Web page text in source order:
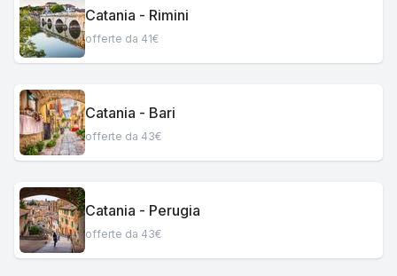
Catania - Rimini
offerte da 41€
Catania - Bari
offerte da 43€
Catania - Perugia
offerte da 43€